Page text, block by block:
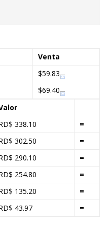
Venta
$59.83
$69.40
338.10
=
302.50
=
290.10
=
254.80
=
135.20
=
43.97 =